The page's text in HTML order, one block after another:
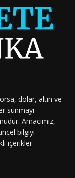
dolar, altın ve
sunmayı
Amacımız,
bilgiyi
içerikler